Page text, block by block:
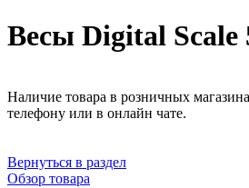
Весы Digital Scale
Наличие товара в розничных
телефону или в онлайн чате.
Вернуться в раздел
Обзор товара